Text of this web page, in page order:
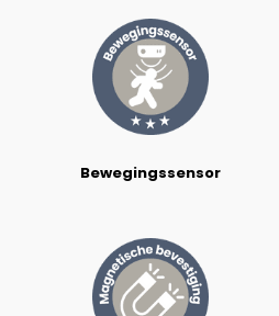
Bewegingssensor